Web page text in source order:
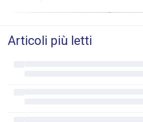
Articoli più letti